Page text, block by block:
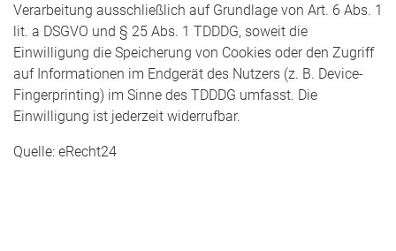
Verarbeitung ausschließlich auf Grundlage von Art. 6 Abs. 1
lit. a DSGVO und § 25 Abs. 1 TDDDG, soweit die
Einwilligung die Speicherung von Cookies oder den Zugriff
auf Informationen im Endgerät des Nutzers (z. B. Device-
Fingerprinting) im Sinne des TDDDG umfasst. Die
Einwilligung ist jederzeit widerrufbar.
Quelle: eRecht24